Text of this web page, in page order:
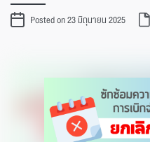
Posted on 23 มิถุนายน 2025